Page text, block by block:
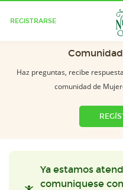
REGISTRARSE
Haz preguntas, recibe
comunidad de
Ya estamos
comuniquese